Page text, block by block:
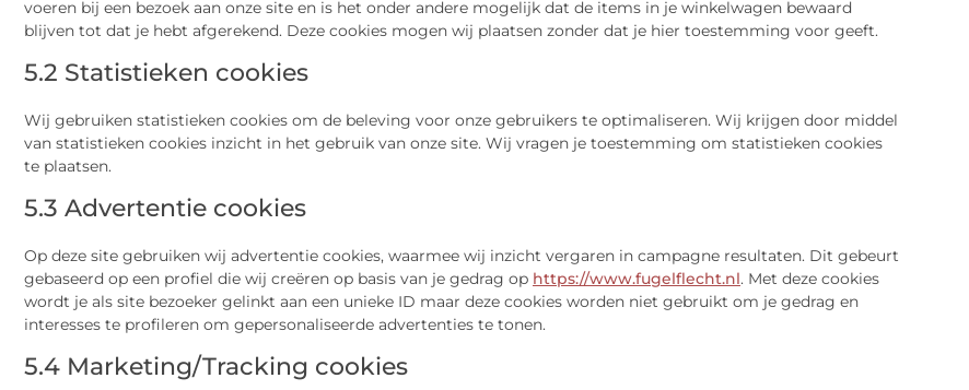
voeren bij een bezoek aan onze site en is het onder andere mogelijk dat de items in je winkelwagen bewaard
blijven tot dat je hebt afgerekend. Deze cookies mogen wij plaatsen zonder dat je hier toestemming voor geeft.
5.2 Statistieken cookies
Wij gebruiken statistieken cookies om de beleving voor onze gebruikers te optimaliseren. Wij krijgen door middel
van statistieken cookies inzicht in het gebruik van onze site. Wij vragen je toestemming om statistieken cookies
te plaatsen.
5.3 Advertentie cookies
Op deze site gebruiken wij advertentie cookies, waarmee wij inzicht vergaren in campagne resultaten. Dit gebeurt
gebaseerd op een profiel die wij creëren op basis van je gedrag op https://www.fugelflecht.nl. Met deze cookies
wordt je als site bezoeker gelinkt aan een unieke ID maar deze cookies worden niet gebruikt om je gedrag en
interesses te profileren om gepersonaliseerde advertenties te tonen.
5.4 Marketing/Tracking cookies